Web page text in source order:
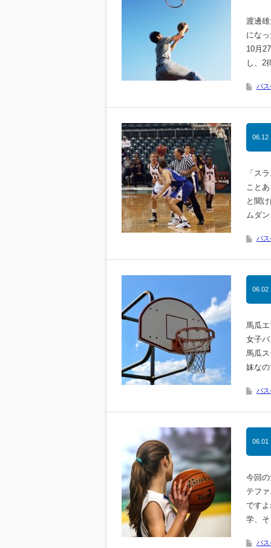
渡邊
にな
10月
し、2
バス
06.12
「ス
こと
と聞
ムダ
バス
06.02
馬瓜
女子
馬瓜
妹な
バス
06.01
今回
テフ
です
学、
バス